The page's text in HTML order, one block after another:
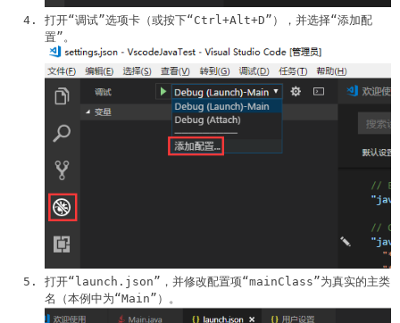
打开“调试”选项卡（或按下“Ctrl+Alt+D”），并选择“添加配
置”。
打开“launch.json”，并修改配置项“mainClass”为真实的主类
名（本例中为“Main”）。